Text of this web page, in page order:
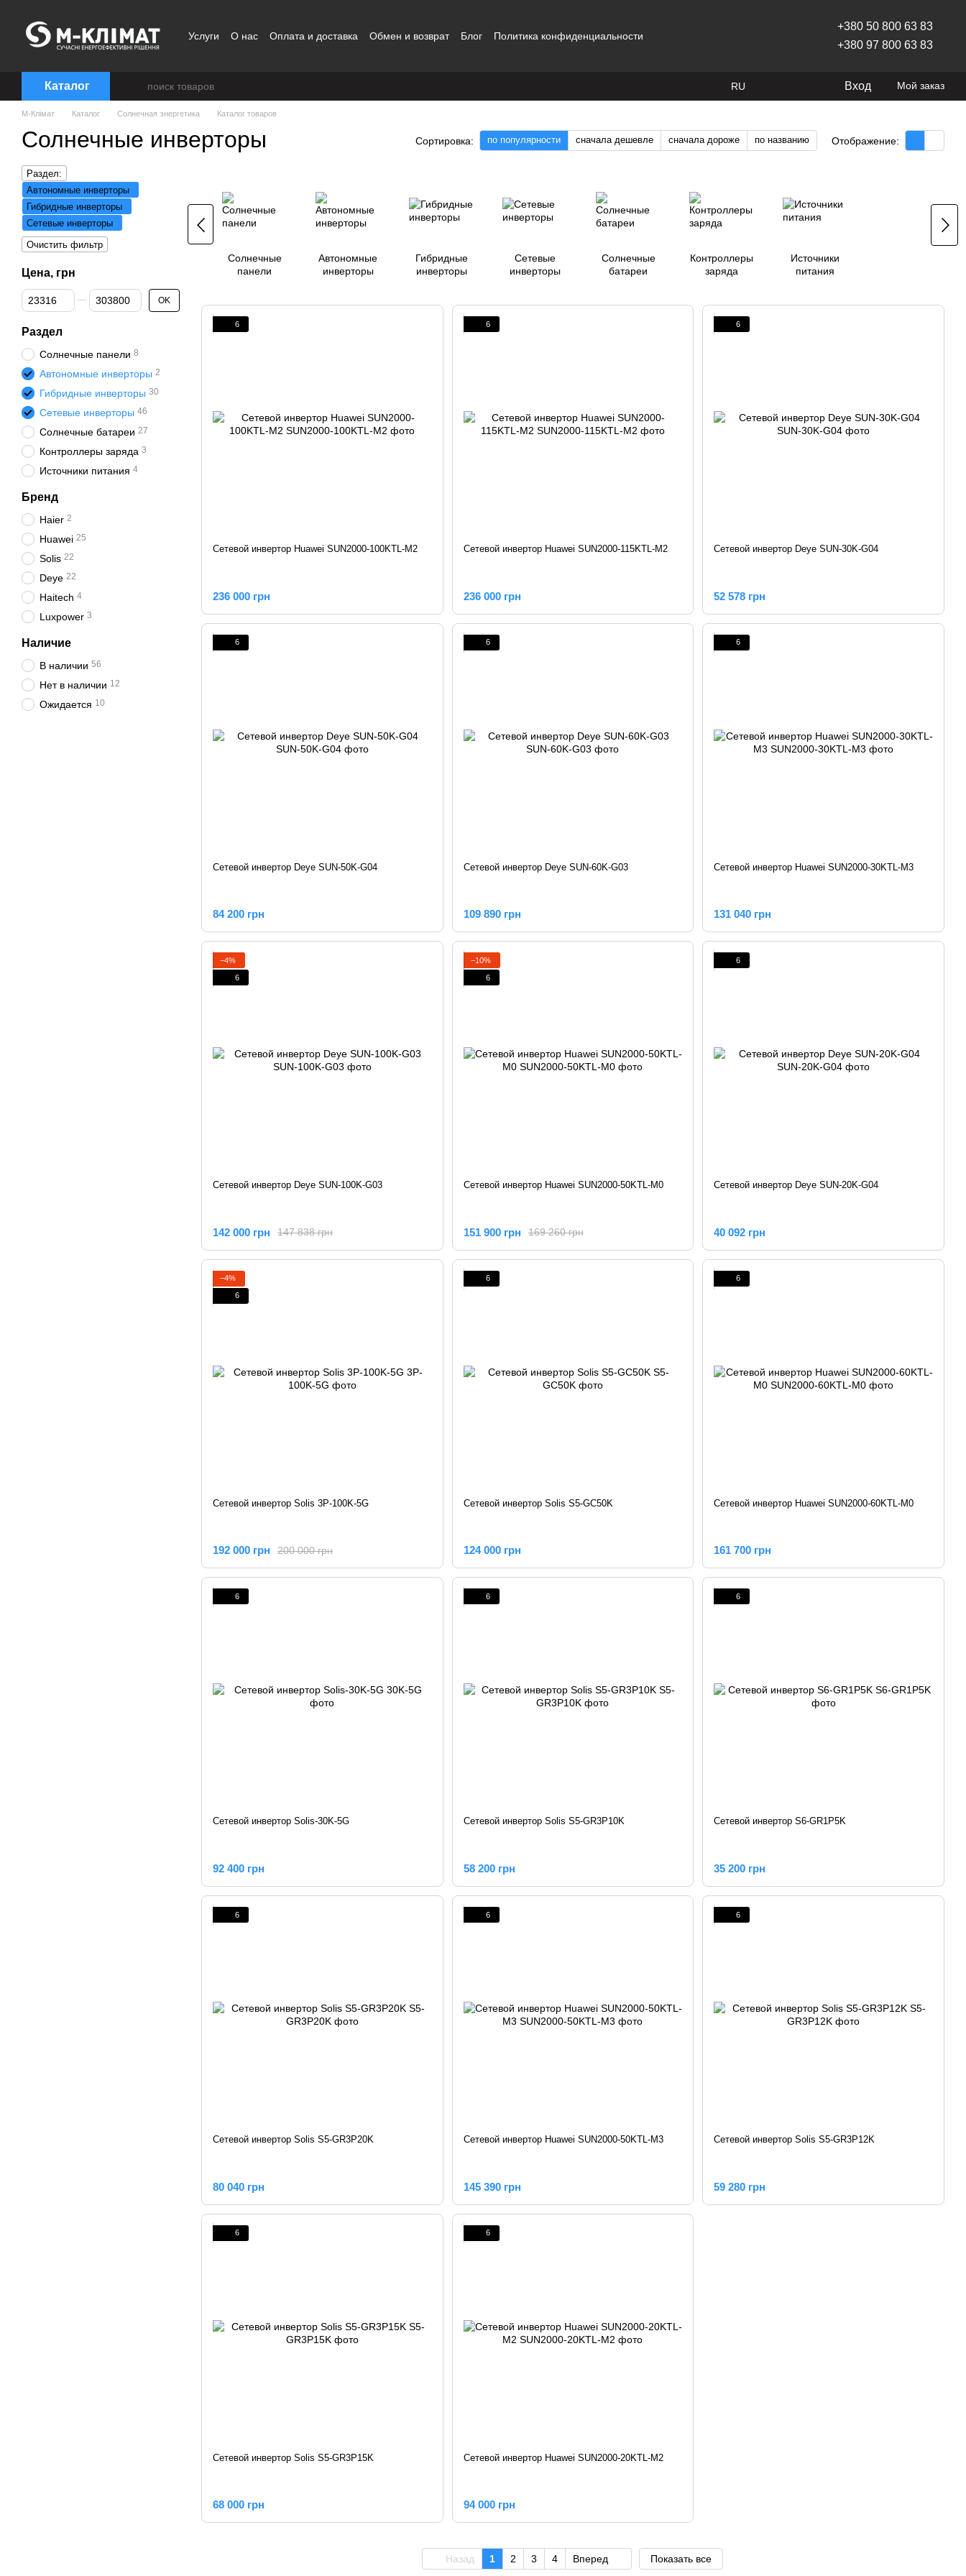
Услуги О нас Оплата и доставка Обмен и возврат Блог
Политика конфиденциальности
+380 50 800 63 83
+380 97 800 63 83
Каталог RU Вход Мой заказ
M-Клімат Каталог Солнечная энергетика Каталог товаров
Солнечные инверторы Сортировка: по популярности сначала дешевле сначала дороже по названию Отображение:
Солнечные
панели
Автономные
инверторы
Гибридные
инверторы
Сетевые
инверторы
Солнечные
батареи
Контроллеры
заряда
Источники
питания
6
Сетевой инвертор Huawei SUN2000-100KTL-M2
236 000 грн
6
Сетевой инвертор Huawei SUN2000-115KTL-M2
236 000 грн
6
Сетевой инвертор Deye SUN-30K-G04
52 578 грн
6
Сетевой инвертор Deye SUN-50K-G04
84 200 грн
6
Сетевой инвертор Deye SUN-60K-G03
109 890 грн
6
Сетевой инвертор Huawei SUN2000-30KTL-M3
131 040 грн
−4%
6
Сетевой инвертор Deye SUN-100K-G03
147 838 грн
142 000 грн
−10%
6
Сетевой инвертор Huawei SUN2000-50KTL-M0
169 260 грн
151 900 грн
6
Сетевой инвертор Deye SUN-20K-G04
40 092 грн
−4%
6
Сетевой инвертор Solis 3P-100K-5G
200 000 грн
192 000 грн
6
Сетевой инвертор Solis S5-GC50K
124 000 грн
6
Сетевой инвертор Huawei SUN2000-60KTL-M0
161 700 грн
6
Сетевой инвертор Solis-30K-5G
92 400 грн
6
Сетевой инвертор Solis S5-GR3P10K
58 200 грн
6
Сетевой инвертор S6-GR1P5K
35 200 грн
6
Сетевой инвертор Solis S5-GR3P20K
80 040 грн
6
Сетевой инвертор Huawei SUN2000-50KTL-M3
145 390 грн
6
Сетевой инвертор Solis S5-GR3P12K
59 280 грн
6
Сетевой инвертор Solis S5-GR3P15K
68 000 грн
6
Сетевой инвертор Huawei SUN2000-20KTL-M2
94 000 грн
Назад 1 2 3 4 Вперед Показать все
Раздел:
Автономные инверторы
Гибридные инверторы
Сетевые инверторы
Очистить фильтр
Цена, грн
От Цена, грн
До Цена, грн OK
Раздел
Солнечные панели 8
Автономные инверторы 2
Гибридные инверторы 30
Сетевые инверторы 46
Солнечные батареи 27
Контроллеры заряда 3
Источники питания 4
Бренд
Haier 2
Huawei 25
Solis 22
Deye 22
Haitech 4
Luxpower 3
Наличие
В наличии 56
Нет в наличии 12
Ожидается 10